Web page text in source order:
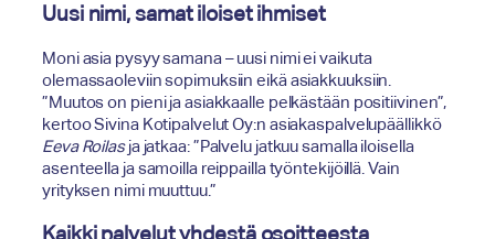
Uusi nimi, samat iloiset ihmiset
Moni asia pysyy samana – uusi nimi ei vaikuta
olemassaoleviin sopimuksiin eikä asiakkuuksiin.
”Muutos on pieni ja asiakkaalle pelkästään positiivinen”,
kertoo Sivina Kotipalvelut Oy:n asiakaspalvelupäällikkö
Eeva Roilasja jatkaa: ”Palvelu jatkuu samalla iloisella
asenteella ja samoilla reippailla työntekijöillä. Vain
yrityksen nimi muuttuu.”
Kaikki palvelut yhdestä osoitteesta